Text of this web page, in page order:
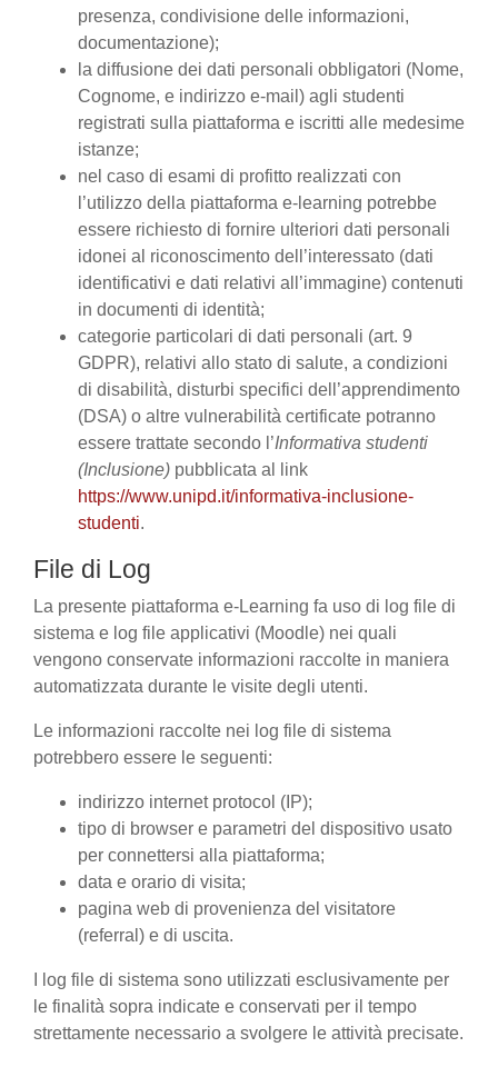
presenza, condivisione delle informazioni,
documentazione);
la diffusione dei dati personali obbligatori (Nome,
Cognome, e indirizzo e-mail) agli studenti
registrati sulla piattaforma e iscritti alle medesime
istanze;
nel caso di esami di profitto realizzati con
l’utilizzo della piattaforma e-learning potrebbe
essere richiesto di fornire ulteriori dati personali
idonei al riconoscimento dell’interessato (dati
identificativi e dati relativi all’immagine) contenuti
in documenti di identità;
categorie particolari di dati personali (art. 9
GDPR), relativi allo stato di salute, a condizioni
di disabilità, disturbi specifici dell’apprendimento
(DSA) o altre vulnerabilità certificate potranno
essere trattate secondo l’Informativa studenti
(Inclusione) pubblicata al link
https://www.unipd.it/informativa-inclusione-
studenti.
File di Log
La presente piattaforma e-Learning fa uso di log file di
sistema e log file applicativi (Moodle) nei quali
vengono conservate informazioni raccolte in maniera
automatizzata durante le visite degli utenti.
Le informazioni raccolte nei log file di sistema
potrebbero essere le seguenti:
indirizzo internet protocol (IP);
tipo di browser e parametri del dispositivo usato
per connettersi alla piattaforma;
data e orario di visita;
pagina web di provenienza del visitatore
(referral) e di uscita.
I log file di sistema sono utilizzati esclusivamente per
le finalità sopra indicate e conservati per il tempo
strettamente necessario a svolgere le attività precisate.